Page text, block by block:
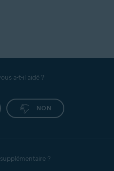
a-t-il aidé ?
NON
?